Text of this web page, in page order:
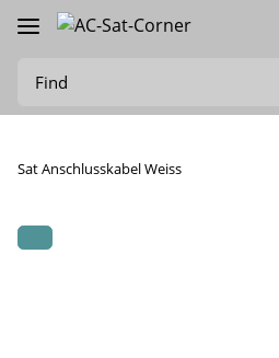
Sat Anschlusskabel Weiss